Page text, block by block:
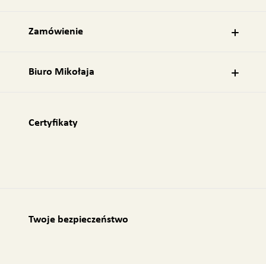
Zamówienie
Biuro Mikołaja
Certyfikaty
Twoje bezpieczeństwo